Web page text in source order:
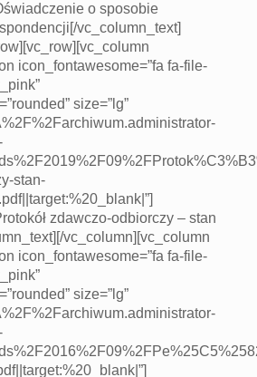
o sposobie
vc_column_text]
icon_fontawesome=”fa fa-file-
size=”lg”
stan-
zdawczo-odbiorczy – stan
vc_column][vc_column
icon_fontawesome=”fa fa-file-
size=”lg”